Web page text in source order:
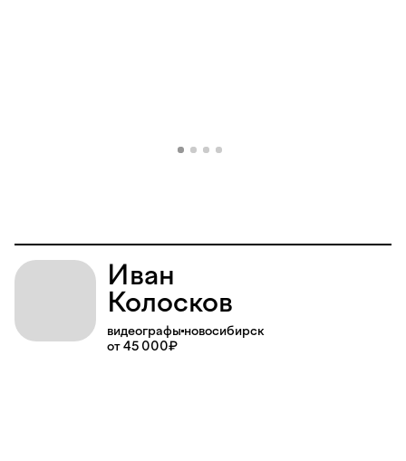
Иван
Колосков
видеографы новосибирск
от 45 000₽